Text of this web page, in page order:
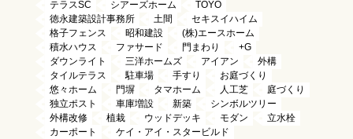
テラスSC シアーズホーム
TOYO
徳永建築設計事務所
土間
セキスイハイム
格子フェンス
昭和建設
(株)エースホーム
積水ハウス
ファサード 門まわり
+G
ダウンライト
三洋ホームズ アイアン
外構
タイルテラス
駐車場 手すり
お庭づくり
悠々ホーム
門塀 タマホーム 人工芝
庭づくり
独立ポスト
車庫増設 新築
シンボルツリー
外構改修
植栽 ウッドデッキ モダン
立水栓
カーポート
ケイ・アイ・スタービルド